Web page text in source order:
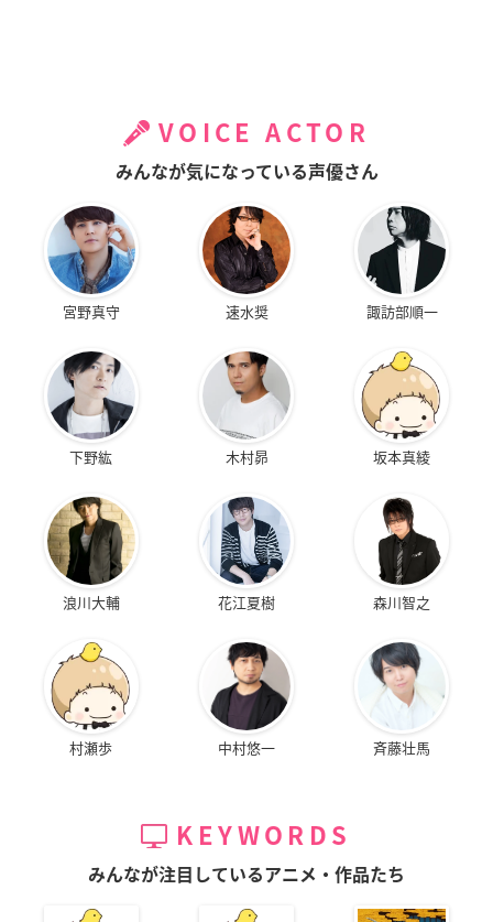
VOICE ACTOR
みんなが気になっている声優さん
宮野真守 速水奨 諏訪部順一
下野紘 木村昴 坂本真綾
浪川大輔 花江夏樹 森川智之
村瀬歩 中村悠一 斉藤壮馬
KEYWORDS
みんなが注目しているアニメ・作品たち